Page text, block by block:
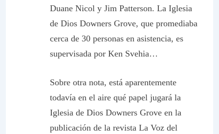
Duane Nicol y Jim Patterson. La Iglesia
de Dios Downers Grove, que promediaba
cerca de 30 personas en asistencia, es
supervisada por Ken Svehia…
Sobre otra nota, está aparentemente
todavía en el aire qué papel jugará la
Iglesia de Dios Downers Grove en la
publicación de la revista La Voz del